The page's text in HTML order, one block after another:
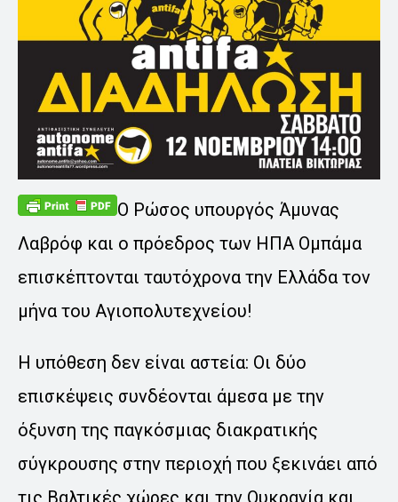
Ο Ρώσος υπουργός Άμυνας
Λαβρόφ και ο πρόεδρος των ΗΠΑ Ομπάμα
επισκέπτονται ταυτόχρονα την Ελλάδα τον
μήνα του Αγιοπολυτεχνείου!
Η υπόθεση δεν είναι αστεία: Οι δύο
επισκέψεις συνδέονται άμεσα με την
όξυνση της παγκόσμιας διακρατικής
σύγκρουσης στην περιοχή που ξεκινάει από
τις Βαλτικές χώρες και την Ουκρανία και